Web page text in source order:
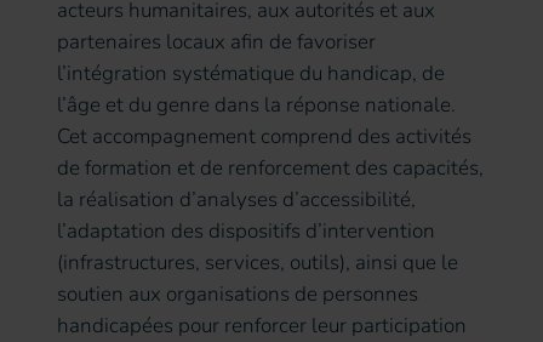
acteurs humanitaires, aux autorités et aux
partenaires locaux afin de favoriser
l’intégration systématique du handicap, de
l’âge et du genre dans la réponse nationale.
Cet accompagnement comprend des activités
de formation et de renforcement des capacités,
la réalisation d’analyses d’accessibilité,
l’adaptation des dispositifs d’intervention
(infrastructures, services, outils), ainsi que le
soutien aux organisations de personnes
handicapées pour renforcer leur participation